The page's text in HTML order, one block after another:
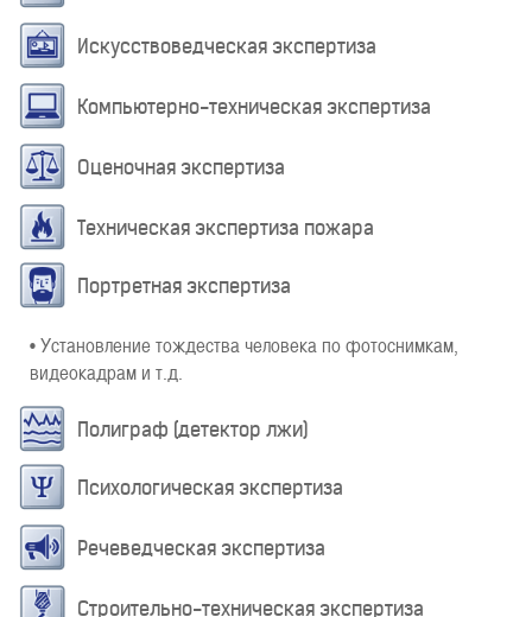
Искусствоведческая экспертиза
Компьютерно-техническая экспертиза
Оценочная экспертиза
Техническая экспертиза пожара
Портретная экспертиза
• Установление тождества человека по фотоснимкам,
видеокадрам и т.д.
Полиграф (детектор лжи)
Психологическая экспертиза
Речеведческая экспертиза
Строительно-техническая экспертиза